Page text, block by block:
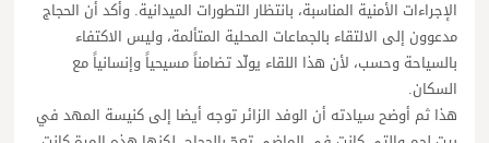
الإجراءات الأمنية المناسبة، بانتظار التطورات الميدانية. وأكد أن الحجاج
مدعوون إلى الالتقاء بالجماعات المحلية المتألمة، وليس الاكتفاء
بالسياحة وحسب، لأن هذا اللقاء يولّد تضامناً مسيحياً وإنسانياً مع
السكان.
هذا ثم أوضح سيادته أن الوفد الزائر توجه أيضا إلى كنيسة المهد في